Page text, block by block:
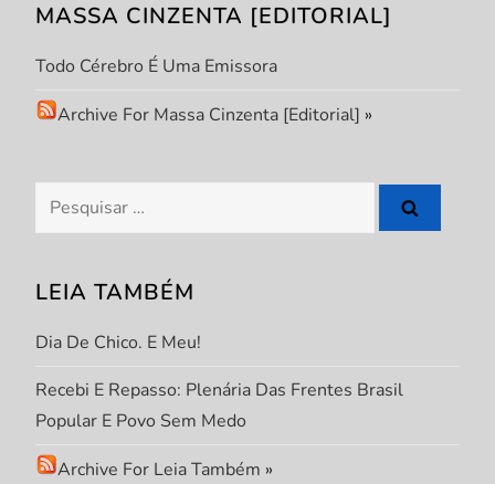
d
e
P
o
s
t
MASSA CINZENTA [EDITORIAL]
Todo Cérebro É Uma Emissora
Archive For Massa Cinzenta [Editorial] »
Pesquisar
por:
LEIA TAMBÉM
Dia De Chico. E Meu!
Recebi E Repasso: Plenária Das Frentes Brasil
Popular E Povo Sem Medo
Archive For Leia Também »